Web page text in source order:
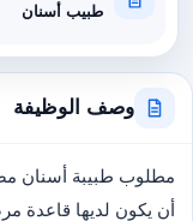
طبيب أسنان
وصف الوظيفة
مطلوب طبيبة أسنان
أن يكون لديها قاعدة